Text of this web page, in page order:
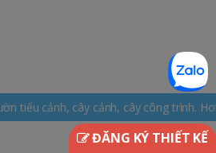
ĐĂNG KÝ THIẾT KẾ
cảnh, cây công trình. Hotline: